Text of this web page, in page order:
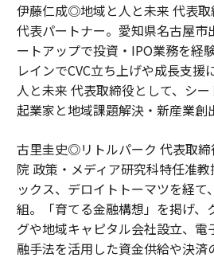
伊藤仁成◎地域と人と未来 代表
代表パートナー。愛知県名古屋市
ートアップで投資・IPO業務を経
レインでCVC立ち上げや成長支援
人と未来 代表取締役として、シ
起業家と地域課題解決・新産業創
古里圭史◎リトルパーク 代表取
院 政策・メディア研究科特任准
ックス、デロイトトーマツを経て
組。「育てる金融構想」を掲げ、
グや地域キャピタル会社設立、電
融手法を活用した資金供給や決済